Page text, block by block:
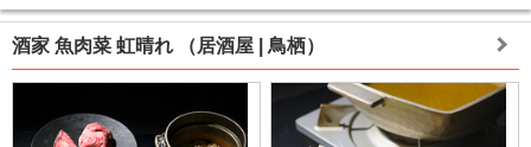
酒家 魚肉菜 虹晴れ （居酒屋 | 鳥栖）